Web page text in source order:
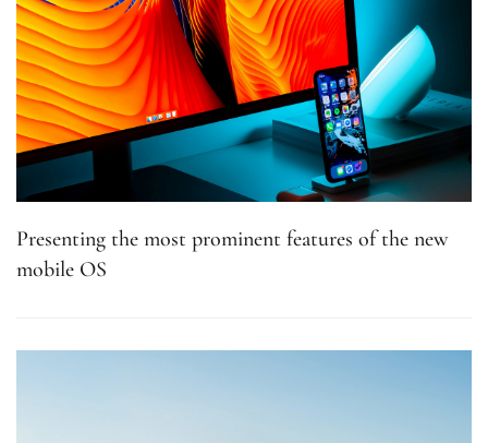
Presenting the most prominent features of the new
mobile OS